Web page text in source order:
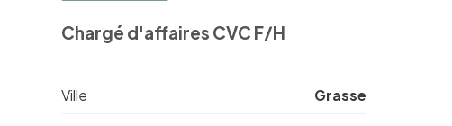
Chargé d'affaires CVC F/H
Ville Grasse